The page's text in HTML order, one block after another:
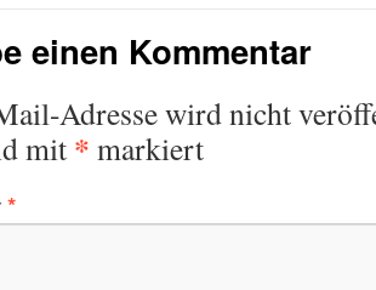
einen Kommentar
Adresse wird nicht
mit * markiert
*